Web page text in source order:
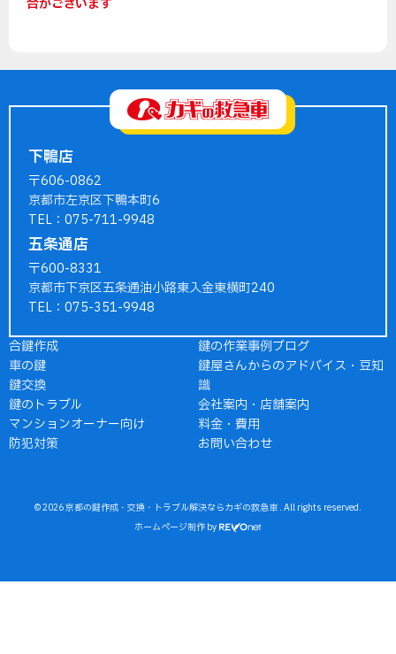
合がございます
下鴨店
〒606-0862
京都市左京区下鴨本町6
TEL：075-711-9948
五条通店
〒600-8331
京都市下京区五条通油小路東入金東横町240
TEL：075-351-9948
合鍵作成
車の鍵
鍵交換
鍵のトラブル
マンションオーナー向け
防犯対策
鍵の作業事例ブログ
鍵屋さんからのアドバイス・豆知
識
会社案内・店舗案内
料金・費用
お問い合わせ
© 2026京都の鍵作成・交換・トラブル解決ならカギの救急車 . All rights reserved.
ホームページ制作by